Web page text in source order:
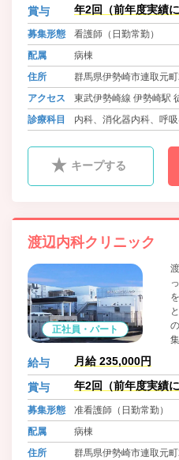
1
賞与 年2回（前年度実績に
募集形態
看護師（日勤常勤）
配属
病棟
住所
群馬県伊勢崎市連取元
アクセス
東武伊勢崎線 伊勢崎駅
診療科目
内科、消化器内科、呼
キープする
渡辺内科クリニック
正社員・パート
給与 月給 235,000円
賞与 年2回（前年度実績に
募集形態
准看護師（日勤常勤）
配属
病棟
住所
群馬県伊勢崎市連取元